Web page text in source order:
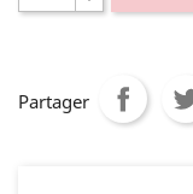
Partager